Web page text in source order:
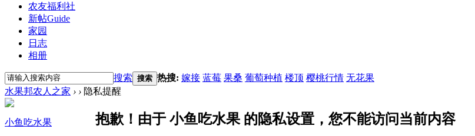
农友福利社
新帖Guide
家园
日志
相册
搜索 搜索 热搜: 嫁接 蓝莓 果桑 葡萄种植 楼顶 樱桃行情 无花果
水果邦农人之家 › › 隐私提醒
小鱼吃水果 抱歉！由于 小鱼吃水果 的隐私设置，您不能访问当前内容